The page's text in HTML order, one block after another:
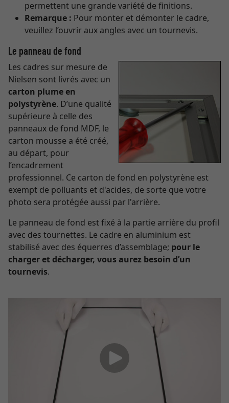
permettent une grande variété de finitions.
Remarque : Pour monter et démonter le cadre,
veuillez l’ouvrir aux angles avec un tournevis.
Le panneau de fond
Les cadres sur mesure de
Nielsen sont livrés avec un
carton plume en
polystyrène. D’une qualité
supérieure à celle des
panneaux de fond MDF, le
carton mousse a été créé,
au départ, pour
l’encadrement
professionnel. Ce carton de fond en polystyrène est
exempt de polluants et d'acides, de sorte que votre
photo sera protégée aussi par l'arrière.
Le panneau de fond est fixé à la partie arrière du profil
avec des tournettes. Le cadre en aluminium est
stabilisé avec des équerres d’assemblage; pour le
charger et décharger, vous aurez besoin d’un
tournevis.